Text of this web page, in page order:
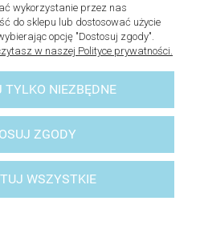
Maison
Laboni
Lene Bjerre
do domu
WERSJĘ STRONY
wykorzystanie przez nas
do sklepu lub dostosować użycie
opcję "Dostosuj zgody".
w naszej Polityce prywatności.
TYLKO NIEZBĘDNE
ZGODY
WSZYSTKIE